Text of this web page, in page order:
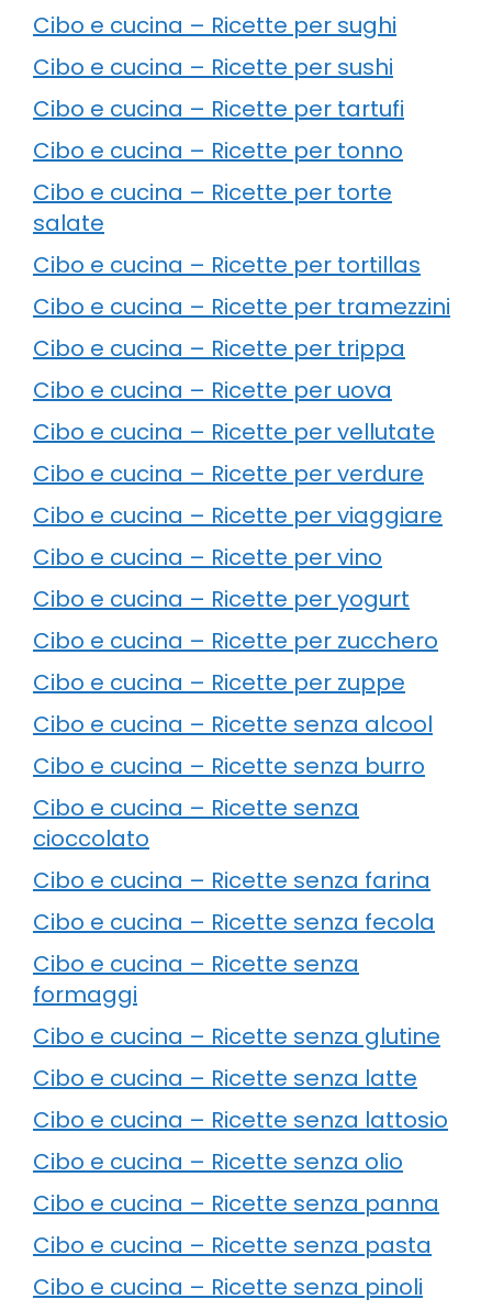
Cibo e cucina – Ricette per sughi
Cibo e cucina – Ricette per sushi
Cibo e cucina – Ricette per tartufi
Cibo e cucina – Ricette per tonno
Cibo e cucina – Ricette per torte
salate
Cibo e cucina – Ricette per tortillas
Cibo e cucina – Ricette per tramezzini
Cibo e cucina – Ricette per trippa
Cibo e cucina – Ricette per uova
Cibo e cucina – Ricette per vellutate
Cibo e cucina – Ricette per verdure
Cibo e cucina – Ricette per viaggiare
Cibo e cucina – Ricette per vino
Cibo e cucina – Ricette per yogurt
Cibo e cucina – Ricette per zucchero
Cibo e cucina – Ricette per zuppe
Cibo e cucina – Ricette senza alcool
Cibo e cucina – Ricette senza burro
Cibo e cucina – Ricette senza
cioccolato
Cibo e cucina – Ricette senza farina
Cibo e cucina – Ricette senza fecola
Cibo e cucina – Ricette senza
formaggi
Cibo e cucina – Ricette senza glutine
Cibo e cucina – Ricette senza latte
Cibo e cucina – Ricette senza lattosio
Cibo e cucina – Ricette senza olio
Cibo e cucina – Ricette senza panna
Cibo e cucina – Ricette senza pasta
Cibo e cucina – Ricette senza pinoli